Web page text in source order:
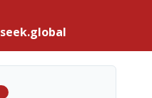
a
t
seek.global